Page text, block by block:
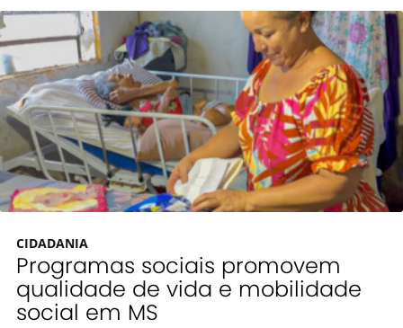
CIDADANIA
Programas sociais promovem
qualidade de vida e mobilidade
social em MS